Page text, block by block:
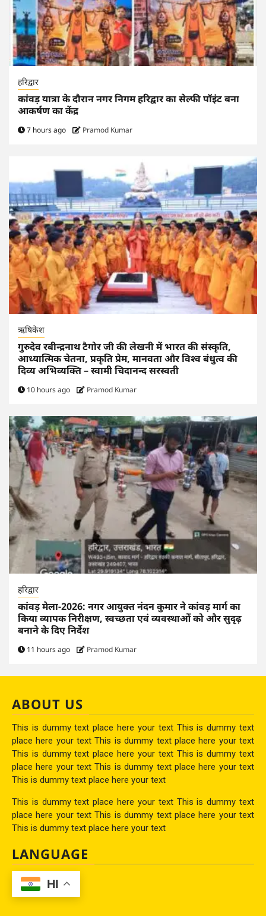
हरिद्वार
कांवड़ यात्रा के दौरान नगर निगम हरिद्वार का सेल्फी पॉइंट बना
आकर्षण का केंद्र
7 hours ago Pramod Kumar
ऋषिकेश
गुरुदेव रबीन्द्रनाथ टैगोर जी की लेखनी में भारत की संस्कृति,
आध्यात्मिक चेतना, प्रकृति प्रेम, मानवता और विश्व बंधुत्व की
दिव्य अभिव्यक्ति – स्वामी चिदानन्द सरस्वती
10 hours ago Pramod Kumar
हरिद्वार
कांवड़ मेला-2026: नगर आयुक्त नंदन कुमार ने कांवड़ मार्ग का
किया व्यापक निरीक्षण, स्वच्छता एवं व्यवस्थाओं को और सुदृढ़
बनाने के दिए निर्देश
11 hours ago Pramod Kumar
ABOUT US
This is dummy text place here your text This is dummy text
place here your text This is dummy text place here your text
This is dummy text place here your text This is dummy text
place here your text This is dummy text place here your text
This is dummy text place here your text
This is dummy text place here your text This is dummy text
place here your text This is dummy text place here your text
This is dummy text place here your text
LANGUAGE
HI